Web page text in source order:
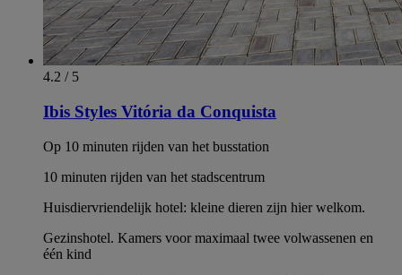
4.2 / 5
Ibis Styles Vitória da Conquista
Op 10 minuten rijden van het busstation
10 minuten rijden van het stadscentrum
Huisdiervriendelijk hotel: kleine dieren zijn hier welkom.
Gezinshotel. Kamers voor maximaal twee volwassenen en
één kind